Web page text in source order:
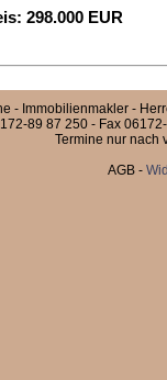
298.000 EUR
- Immobilienmakler -
89 87 250 - Fax
Termine nur nach
AGB -